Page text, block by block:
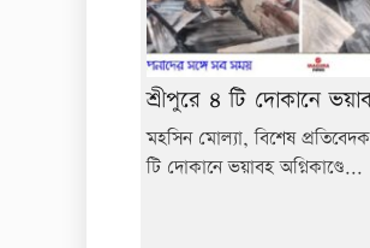
শ্রীপুরে ৪ টি দোকানে
মহসিন মোল্যা, বিশেষ
টি দোকানে ভয়াবহ অগ্নিকাণ্ডে...